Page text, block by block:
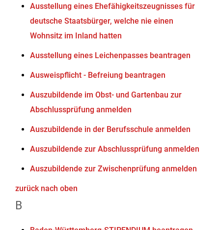
Ausstellung eines Ehefähigkeitszeugnisses für
deutsche Staatsbürger, welche nie einen
Wohnsitz im Inland hatten
Ausstellung eines Leichenpasses beantragen
Ausweispflicht - Befreiung beantragen
Auszubildende im Obst- und Gartenbau zur
Abschlussprüfung anmelden
Auszubildende in der Berufsschule anmelden
Auszubildende zur Abschlussprüfung anmelden
Auszubildende zur Zwischenprüfung anmelden
zurück nach oben
B